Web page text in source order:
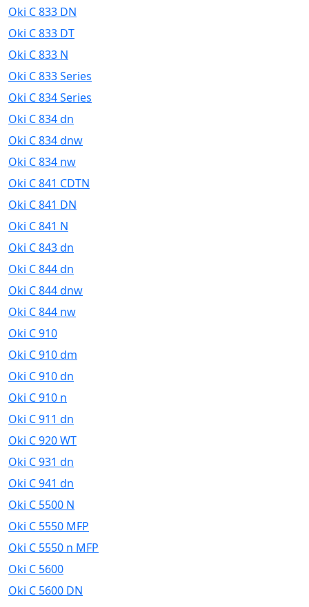
Oki C 833 DN
Oki C 833 DT
Oki C 833 N
Oki C 833 Series
Oki C 834 Series
Oki C 834 dn
Oki C 834 dnw
Oki C 834 nw
Oki C 841 CDTN
Oki C 841 DN
Oki C 841 N
Oki C 843 dn
Oki C 844 dn
Oki C 844 dnw
Oki C 844 nw
Oki C 910
Oki C 910 dm
Oki C 910 dn
Oki C 910 n
Oki C 911 dn
Oki C 920 WT
Oki C 931 dn
Oki C 941 dn
Oki C 5500 N
Oki C 5550 MFP
Oki C 5550 n MFP
Oki C 5600
Oki C 5600 DN